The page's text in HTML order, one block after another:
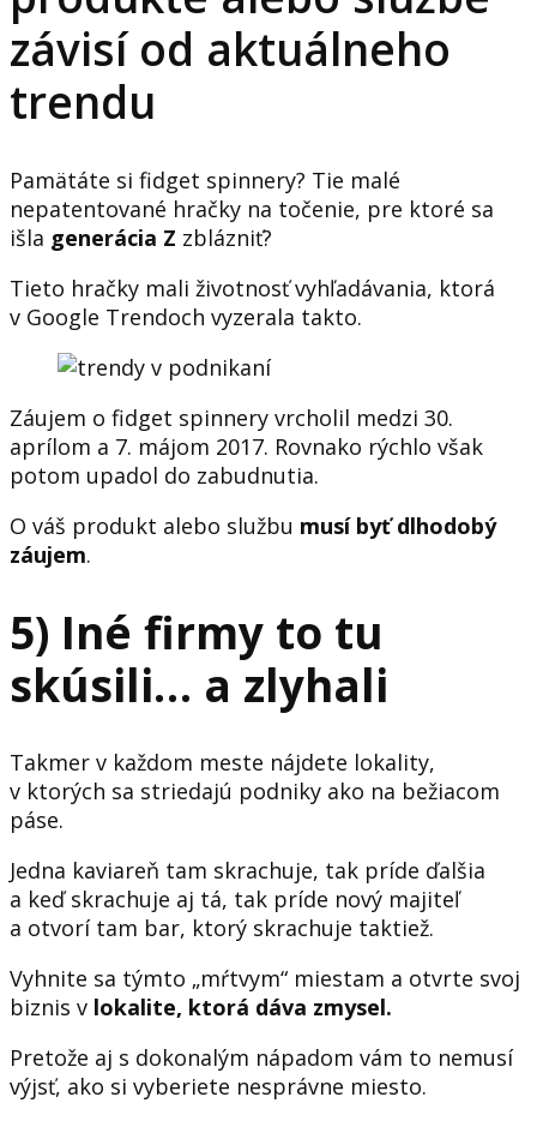
závisí od aktuálneho
trendu
Pamätáte si fidget spinnery? Tie malé
nepatentované hračky na točenie, pre ktoré sa
išla generácia Z zblázniť?
Tieto hračky mali životnosť vyhľadávania, ktorá
v Google Trendoch vyzerala takto.
Záujem o fidget spinnery vrcholil medzi 30.
aprílom a 7. májom 2017. Rovnako rýchlo však
potom upadol do zabudnutia.
O váš produkt alebo službu musí byť dlhodobý
záujem.
5) Iné firmy to tu
skúsili… a zlyhali
Takmer v každom meste nájdete lokality,
v ktorých sa striedajú podniky ako na bežiacom
páse.
Jedna kaviareň tam skrachuje, tak príde ďalšia
a keď skrachuje aj tá, tak príde nový majiteľ
a otvorí tam bar, ktorý skrachuje taktiež.
Vyhnite sa týmto „mŕtvym“ miestam a otvrte svoj
biznis v lokalite, ktorá dáva zmysel.
Pretože aj s dokonalým nápadom vám to nemusí
výjsť, ako si vyberiete nesprávne miesto.